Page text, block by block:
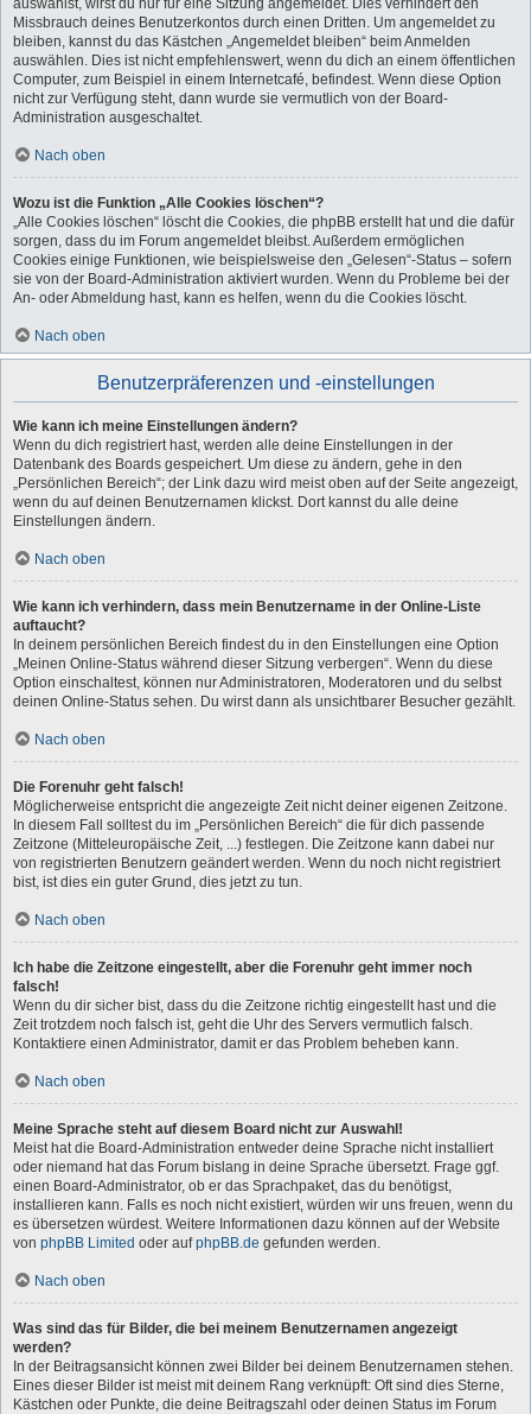
auswählst, wirst du nur für eine Sitzung angemeldet. Dies verhindert den
Missbrauch deines Benutzerkontos durch einen Dritten. Um angemeldet zu
bleiben, kannst du das Kästchen „Angemeldet bleiben“ beim Anmelden
auswählen. Dies ist nicht empfehlenswert, wenn du dich an einem öffentlichen
Computer, zum Beispiel in einem Internetcafé, befindest. Wenn diese Option
nicht zur Verfügung steht, dann wurde sie vermutlich von der Board-
Administration ausgeschaltet.
Nach oben
Wozu ist die Funktion „Alle Cookies löschen“?
„Alle Cookies löschen“ löscht die Cookies, die phpBB erstellt hat und die dafür
sorgen, dass du im Forum angemeldet bleibst. Außerdem ermöglichen
Cookies einige Funktionen, wie beispielsweise den „Gelesen“-Status – sofern
sie von der Board-Administration aktiviert wurden. Wenn du Probleme bei der
An- oder Abmeldung hast, kann es helfen, wenn du die Cookies löscht.
Nach oben
Benutzerpräferenzen und -einstellungen
Wie kann ich meine Einstellungen ändern?
Wenn du dich registriert hast, werden alle deine Einstellungen in der
Datenbank des Boards gespeichert. Um diese zu ändern, gehe in den
„Persönlichen Bereich“; der Link dazu wird meist oben auf der Seite angezeigt,
wenn du auf deinen Benutzernamen klickst. Dort kannst du alle deine
Einstellungen ändern.
Nach oben
Wie kann ich verhindern, dass mein Benutzername in der Online-Liste
auftaucht?
In deinem persönlichen Bereich findest du in den Einstellungen eine Option
„Meinen Online-Status während dieser Sitzung verbergen“. Wenn du diese
Option einschaltest, können nur Administratoren, Moderatoren und du selbst
deinen Online-Status sehen. Du wirst dann als unsichtbarer Besucher gezählt.
Nach oben
Die Forenuhr geht falsch!
Möglicherweise entspricht die angezeigte Zeit nicht deiner eigenen Zeitzone.
In diesem Fall solltest du im „Persönlichen Bereich“ die für dich passende
Zeitzone (Mitteleuropäische Zeit, ...) festlegen. Die Zeitzone kann dabei nur
von registrierten Benutzern geändert werden. Wenn du noch nicht registriert
bist, ist dies ein guter Grund, dies jetzt zu tun.
Nach oben
Ich habe die Zeitzone eingestellt, aber die Forenuhr geht immer noch
falsch!
Wenn du dir sicher bist, dass du die Zeitzone richtig eingestellt hast und die
Zeit trotzdem noch falsch ist, geht die Uhr des Servers vermutlich falsch.
Kontaktiere einen Administrator, damit er das Problem beheben kann.
Nach oben
Meine Sprache steht auf diesem Board nicht zur Auswahl!
Meist hat die Board-Administration entweder deine Sprache nicht installiert
oder niemand hat das Forum bislang in deine Sprache übersetzt. Frage ggf.
einen Board-Administrator, ob er das Sprachpaket, das du benötigst,
installieren kann. Falls es noch nicht existiert, würden wir uns freuen, wenn du
es übersetzen würdest. Weitere Informationen dazu können auf der Website
von phpBB Limited oder aufphpBB.de gefunden werden.
Nach oben
Was sind das für Bilder, die bei meinem Benutzernamen angezeigt
werden?
In der Beitragsansicht können zwei Bilder bei deinem Benutzernamen stehen.
Eines dieser Bilder ist meist mit deinem Rang verknüpft: Oft sind dies Sterne,
Kästchen oder Punkte, die deine Beitragszahl oder deinen Status im Forum